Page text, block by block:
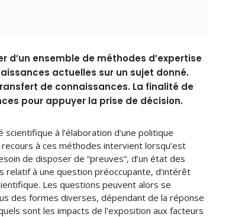
d’un ensemble de méthodes d’expertise
actuelles sur un sujet donné.
de connaissances. La finalité de
pour appuyer la prise de décision.
scientifique à l’élaboration d’une politique
à ces méthodes intervient lorsqu’est
de disposer de “preuves”, d’un état des
relatif à une question préoccupante, d’intérêt
Les questions peuvent alors se
des formes diverses, dépendant de la réponse
sont les impacts de l’exposition aux facteurs